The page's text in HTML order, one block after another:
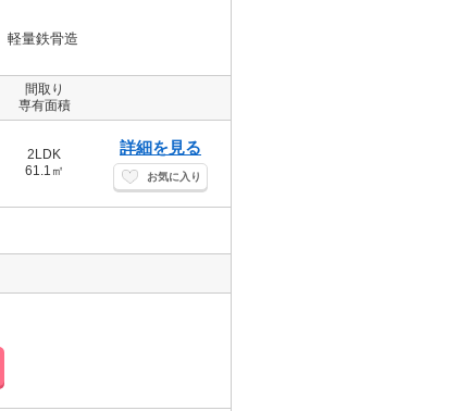
軽量鉄骨造
間取り
専有面積
2LDK
61.1㎡
詳細を見る
お気に入り